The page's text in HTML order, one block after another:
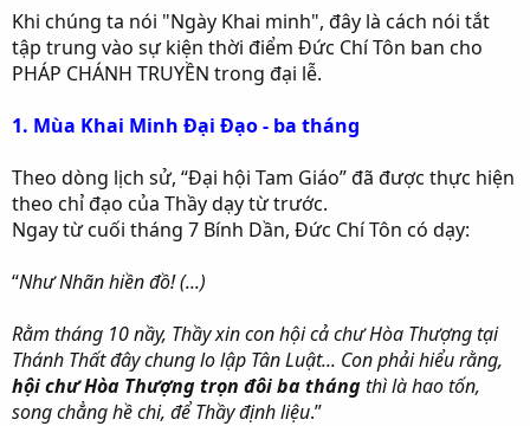
LINK trên youtube ( để HTĐM xem video lớn hơn):
http://www.youtube.com/watch?v=8r8yMt-
RTQ8&feature=youtu.be
chọn HD để xem rõ hơn! tuy hơi chậm! hi
Khi chúng ta nói "Ngày Khai minh", đây là cách nói tắt
tập trung vào sự kiện thời điểm Đức Chí Tôn ban cho
PHÁP CHÁNH TRUYỀN trong đại lễ.
1. Mùa Khai Minh Đại Đạo - ba tháng
Theo dòng lịch sử, “Đại hội Tam Giáo” đã được thực hiện
theo chỉ đạo của Thầy dạy từ trước.
Ngay từ cuối tháng 7 Bính Dần, Đức Chí Tôn có dạy:
“Như Nhãn hiền đồ! (...)
Rằm tháng 10 nầy, Thầy xin con hội cả chư Hòa Thượng tại
Thánh Thất đây chung lo lập Tân Luật... Con phải hiểu rằng,
hội chư Hòa Thượng trọn đôi ba thángthì là hao tốn,
song chẳng hề chi, để Thầy định liệu.”